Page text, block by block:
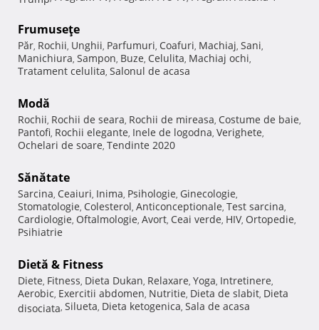
Frumuseţe
Păr, Rochii, Unghii, Parfumuri, Coafuri, Machiaj, Sani,
Manichiura, Sampon, Buze, Celulita, Machiaj ochi,
Tratament celulita, Salonul de acasa
Modă
Rochii, Rochii de seara, Rochii de mireasa, Costume de baie,
Pantofi, Rochii elegante, Inele de logodna, Verighete,
Ochelari de soare, Tendinte 2020
Sănătate
Sarcina, Ceaiuri, Inima, Psihologie, Ginecologie,
Stomatologie, Colesterol, Anticonceptionale, Test sarcina,
Cardiologie, Oftalmologie, Avort, Ceai verde, HIV, Ortopedie,
Psihiatrie
Dietă & Fitness
Diete, Fitness, Dieta Dukan, Relaxare, Yoga, Intretinere,
Aerobic, Exercitii abdomen, Nutritie, Dieta de slabit, Dieta
disociata, Silueta, Dieta ketogenica, Sala de acasa